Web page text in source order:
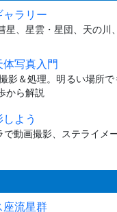
ラリー
星、星雲・星団、天の川
写真入門
影＆処理。明るい場所
から解説
よう
で動画撮影、ステライメ
座流星群